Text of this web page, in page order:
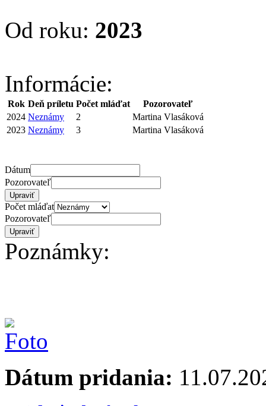
Od roku: 2023
Informácie:
Rok Deň príletu Počet mláďat
Pozorovateľ
2024 Neznámy 2
Martina Vlasáková
2023 Neznámy 3 Martina Vlasáková
Dátum
Pozorovateľ
Počet mláďat
Pozorovateľ
Poznámky:
Dátum pridania: